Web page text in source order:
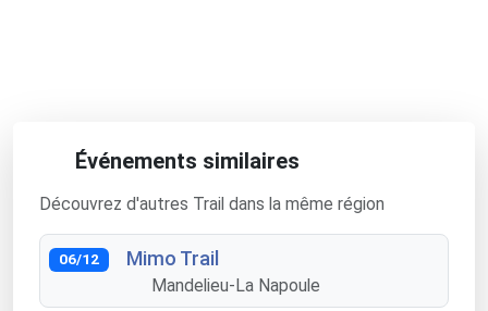
Événements similaires
Découvrez d'autres Trail dans la même région
06/12 Mimo Trail
Mandelieu-La Napoule